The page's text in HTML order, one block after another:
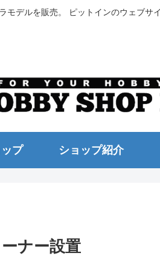
モデルを販売。 ピットインのウェブサ
プ ショップ紹介
ナー設置